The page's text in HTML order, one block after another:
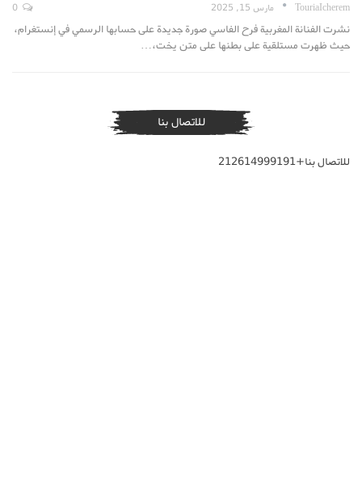
TouriaIcherem مارس 15, 2025
نشرت الفنانة المغربية فرح الفاسي صورة جديدة على حسابها الرسمي في إنستغرام،
حيث ظهرت مستلقية على بطنها على متن يخت،…
للاتصال بنا
للاتصال بنا+212614999191